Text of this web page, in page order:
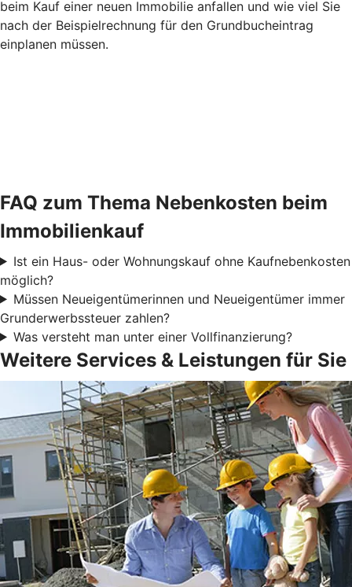
beim Kauf einer neuen Immobilie anfallen und wie viel Sie
nach der Beispielrechnung für den Grundbucheintrag
einplanen müssen.
FAQ zum Thema Nebenkosten beim
Immobilienkauf
Ist ein Haus- oder Wohnungskauf ohne Kaufnebenkosten
möglich?
Müssen Neueigentümerinnen und Neueigentümer immer
Grunderwerbssteuer zahlen?
Was versteht man unter einer Vollfinanzierung?
Weitere Services & Leistungen für Sie